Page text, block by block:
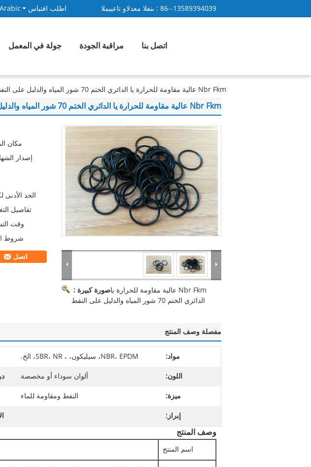
المبيعات والدعم الفنى : 86--13589394039 اطلب اقتباس Arabic
جولة في المعمل مراقبة الجودة اتصل بنا
Nbr Fkm عالية مقاومة للحرارة يا الدائري الختم 70 شور المياه والدليل على النفط
Nbr Fkm عالية مقاومة للحرارة يا الدائري الختم 70 شور المياه والدليل على النفط
صورة كبيرة :Nbr Fkm عالية مقاومة للحرارة يا
الدائري الختم 70 شور المياه والدليل على النفط
مكان
إصدار
الحد الأدنى
تفاصيل
وقت
شروط
اتصل
مفصلة وصف المنتج
مواد: NBR، EPDM، سيليكون، ، SBR، NR، الخ.
اللون: ألوان سوداء أو مخصصة
ميزة: النفط ومقاومة للماء
إبراز:
وصف المنتج
اسم المنتج